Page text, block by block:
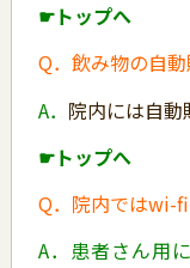
☛トップへ
Q．飲み物の自
A． 院内には自動
☛トップへ
Q．院内ではwi-
A．患者さん用